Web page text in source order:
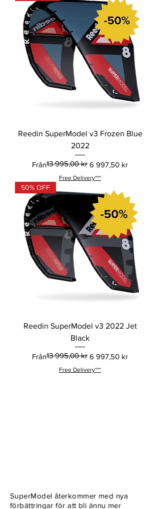
Reedin SuperModel v3 Frozen Blue
2022
Från
Ordinarie pris
13 995,00 kr 6 997,50 kr
Reapris
Free Delivery***
50% OFF
Reedin SuperModel v3 2022 Jet
Black
Från
Ordinarie pris
13 995,00 kr 6 997,50 kr
Reapris
Free Delivery***
SuperModel återkommer med nya
förbättringar för att bli ännu mer